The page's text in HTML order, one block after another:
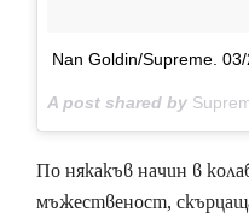
Nan Goldin/Supreme.
A post shared by
По някакъв начин в
мъжественост,